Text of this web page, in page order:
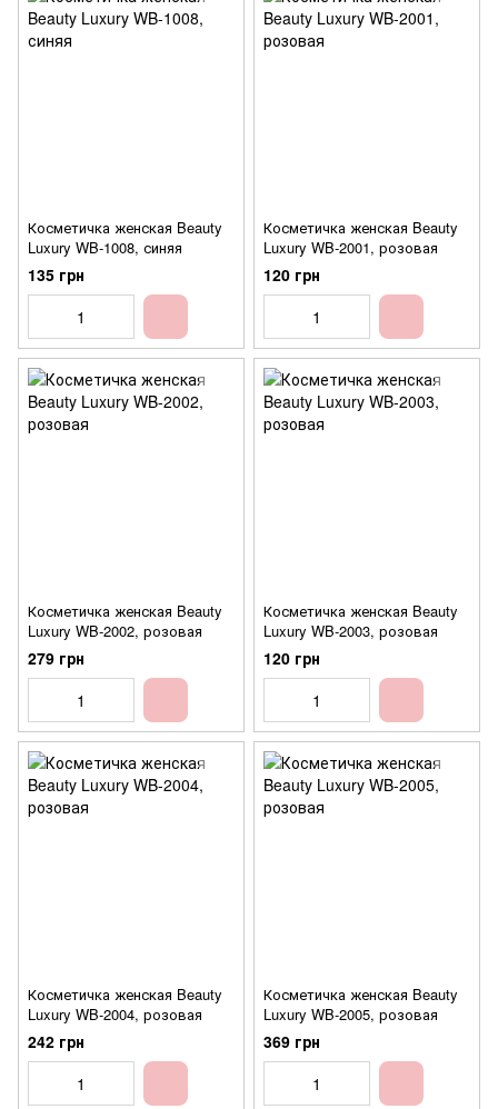
Косметичка женская Beauty
Luxury WB-1008, синяя
135 грн
Косметичка женская Beauty
Luxury WB-2001, розовая
120 грн
Косметичка женская Beauty
Luxury WB-2002, розовая
279 грн
Косметичка женская Beauty
Luxury WB-2003, розовая
120 грн
Косметичка женская Beauty
Luxury WB-2004, розовая
242 грн
Косметичка женская Beauty
Luxury WB-2005, розовая
369 грн